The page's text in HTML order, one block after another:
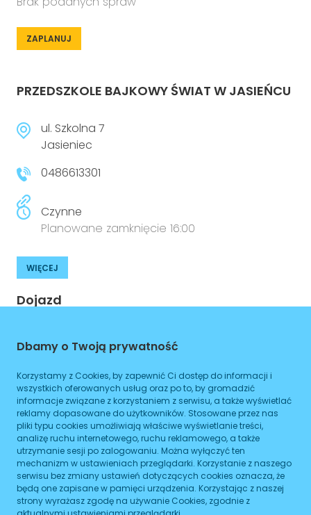
ZAPLANUJ
PRZEDSZKOLE BAJKOWY ŚWIAT W JASIEŃCU
ul. Szkolna 7
Jasieniec
0486613301
Czynne
Planowane zamknięcie 16:00
WIĘCEJ
Dojazd
Metro
Brak podanych linii
ZAPLANUJ
Godziny otwarcia
Poniedziałek 08:00 -16:00
Dbamy o Twoją prywatność
Korzystamy z Cookies, by zapewnić Ci dostęp do informacji i
wszystkich oferowanych usług oraz po to, by gromadzić
informacje związane z korzystaniem z serwisu, a także wyświetlać
reklamy dopasowane do użytkowników. Stosowane przez nas
pliki typu cookies umożliwiają właściwe wyświetlanie treści,
analizę ruchu internetowego, ruchu reklamowego, a także
utrzymanie sesji po zalogowaniu. Można wyłączyć ten
mechanizm w ustawieniach przeglądarki. Korzystanie z naszego
serwisu bez zmiany ustawień dotyczących cookies oznacza, że
będą one zapisane w pamięci urządzenia. Korzystając z naszej
strony wyrażasz zgodę na używanie Cookies, zgodnie z